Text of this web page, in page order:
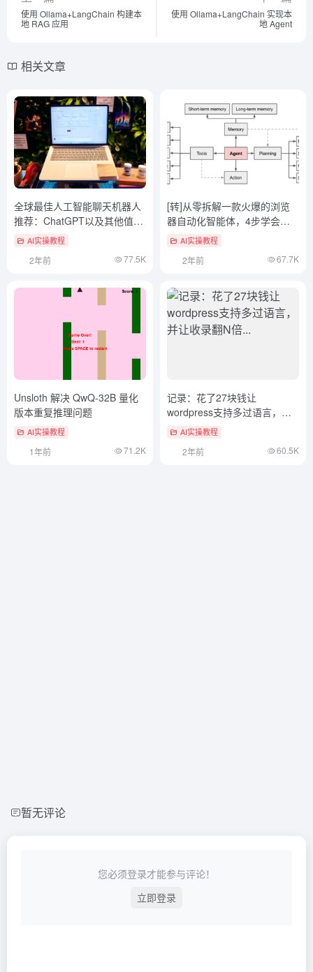
使用 Ollama+LangChain 构建本
地 RAG 应用
使用 Ollama+LangChain 实现本
地 Agent
相关文章
全球最佳人工智能聊天机器人
推荐：ChatGPT以及其他值得
关注的备选
AI实操教程
2年前 77.5K
[转]从零拆解一款火爆的浏览
器自动化智能体，4步学会设
计自主决策Agent
AI实操教程
2年前 67.7K
Unsloth 解决 QwQ-32B 量化
版本重复推理问题
AI实操教程
1年前 71.2K
记录：花了27块钱让
wordpress支持多过语言，并
让收录翻N倍...
AI实操教程
2年前 60.5K
暂无评论
您必须登录才能参与评论！
立即登录